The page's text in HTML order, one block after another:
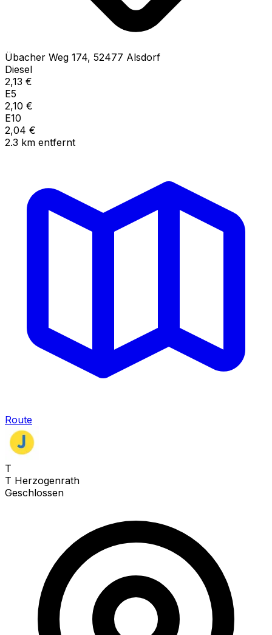
Übacher Weg 174, 52477 Alsdorf
Diesel
2,13 €
E5
2,10 €
E10
2,04 €
2.3 km entfernt
Route
T
T Herzogenrath
Geschlossen